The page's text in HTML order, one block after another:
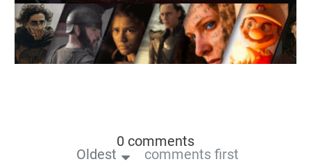
0 comments
Oldest comments first